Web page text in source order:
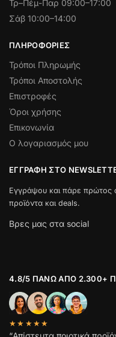
Τρ–Πέμ-Παρ 09:00–17:00
Σάβ 10:00–14:00
ΠΛΗΡΟΦΟΡΊΕΣ
Τρόποι Πληρωμής
Τρόποι Αποστολής
Επιστροφές
Όροι χρήσης
Επικονωνία
Ο λογαριασμός μου
ΕΓΓΡΑΦΉ ΣΤΟ
Εγγράψου και πάρε πρώτος
προϊόντα και deals.
Βρες μας στα social
4.8/5 ΠΆΝΩ ΑΠΌ 2.300+
★★★★★